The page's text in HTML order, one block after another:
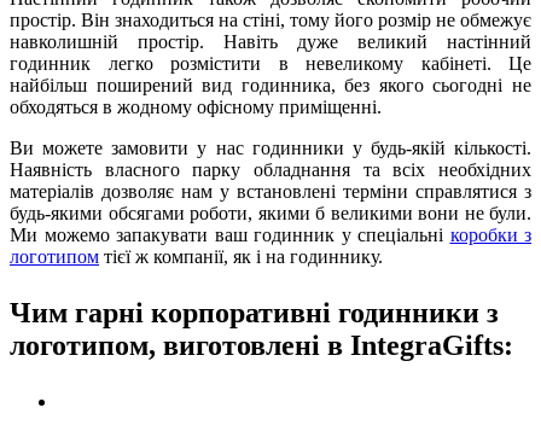
простір. Він знаходиться на стіні, тому його розмір не обмежує
навколишній простір. Навіть дуже великий настінний
годинник легко розмістити в невеликому кабінеті. Це
найбільш поширений вид годинника, без якого сьогодні не
обходяться в жодному офісному приміщенні.
Ви можете замовити у нас годинники у будь-якій кількості.
Наявність власного парку обладнання та всіх необхідних
матеріалів дозволяє нам у встановлені терміни справлятися з
будь-якими обсягами роботи, якими б великими вони не були.
Ми можемо запакувати ваш годинник у спеціальні коробки з
логотипом тієї ж компанії, як і на годиннику.
Чим гарні корпоративні годинники з
логотипом, виготовлені в IntegraGifts: